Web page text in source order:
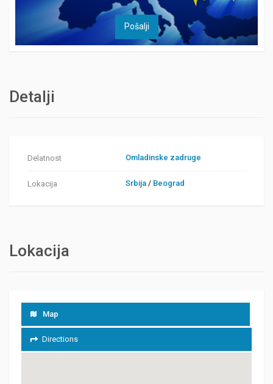
Detalji
Delatnost Omladinske zadruge
Lokacija Srbija / Beograd
Lokacija
Map
Directions